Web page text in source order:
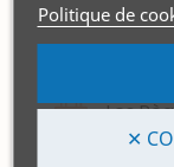
Les
100%
Politique de
✕